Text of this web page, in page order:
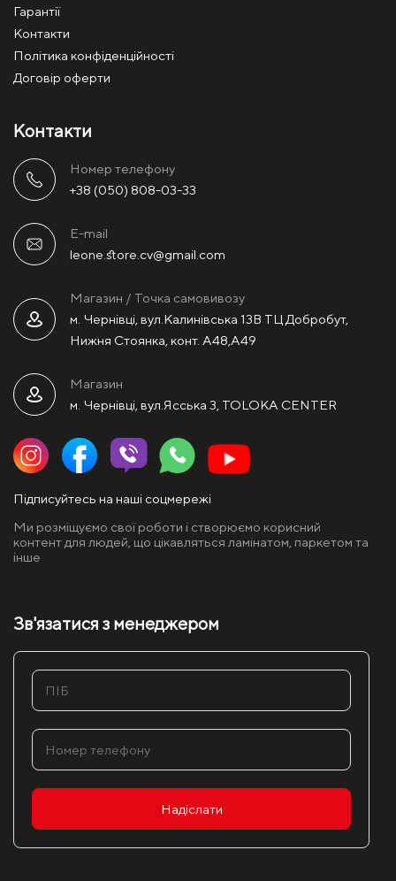
Гарантії
Контакти
Політика конфіденційності
Договір оферти
Контакти
Номер телефону
+38 (050) 808-03-33
E-mail
leone.store.cv@gmail.com
Магазин / Точка самовивозу
м. Чернівці, вул.Калинівська 13В ТЦ Добробут,
Нижня Стоянка, конт. А48,А49
Магазин
м. Чернівці, вул.Ясська 3, TOLOKA CENTER
Підписуйтесь на наші соцмережі
Ми розміщуємо свої роботи і створюємо корисний
контент для людей, що цікавляться ламінатом, паркетом та
інше
Зв'язатися з менеджером
Надіслати